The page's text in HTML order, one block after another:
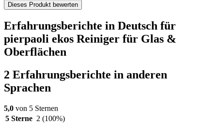
Dieses Produkt bewerten
Erfahrungsberichte in Deutsch für
pierpaoli ekos Reiniger für Glas &
Oberflächen
2 Erfahrungsberichte in anderen
Sprachen
5,0 von 5 Sternen
5 Sterne 2 (100%)